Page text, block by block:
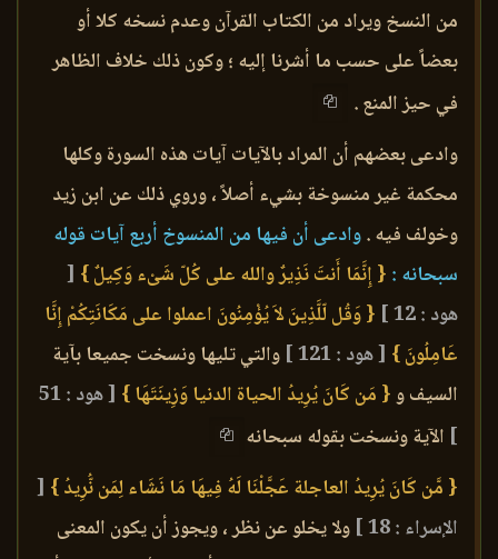
من النسخ ويراد من الكتاب القرآن وعدم نسخه كلا أو
بعضاً على حسب ما أشرنا إليه ؛ وكون ذلك خلاف الظاهر
في حيز المنع .
وادعى بعضهم أن المراد بالآيات آيات هذه السورة وكلها
محكمة غير منسوخة بشيء أصلاً ، وروي ذلك عن ابن زيد
وخولف فيه .وادعى أن فيها من المنسوخ أربع آيات قوله
سبحانه : { إِنَّمَا أَنتَ نَذِيرٌ والله على كُلّ شَىْء وَكِيلٌ } [
هود : 12 ]
{ وَقُل لّلَّذِينَ لاَ يُؤْمِنُونَ اعملوا على مَكَانَتِكُمْ إِنَّا
عَامِلُونَ } [ هود : 121 ]
والتي تليها ونسخت جميعا بآية
السيف و{ مَن كَانَ يُرِيدُ الحياة الدنيا وَزِينَتَهَا }
[ هود : 51
] الآية ونسخت بقوله سبحانه
{ مَّن كَانَ يُرِيدُ العاجلة عَجَّلْنَا لَهُ فِيهَا مَا نَشَاء لِمَن نُّرِيدُ } [
الإسراء : 18 ]
ولا يخلو عن نظر ، ويجوز أن يكون المعنى